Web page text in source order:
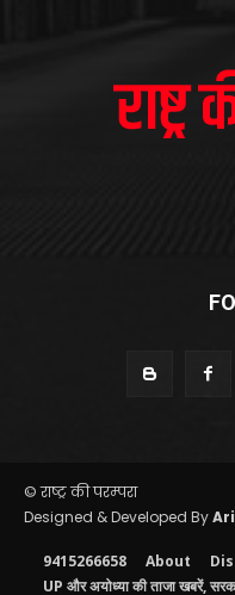
© राष्ट्र की परम्परा
Designed & Developed By
9415266658 About
UP और अयोध्या की ताजा खबरें,